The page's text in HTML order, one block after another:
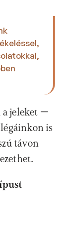
a jeleket –
is